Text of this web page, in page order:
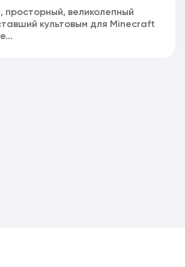
просторный, великолепный
культовым для Minecraft